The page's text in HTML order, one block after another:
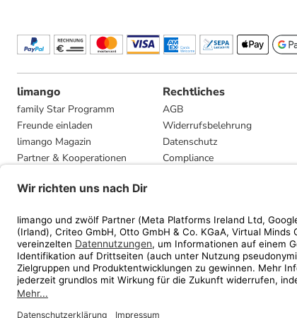
limango
family Star Programm
Freunde einladen
limango Magazin
Partner & Kooperationen
Presse
Rechtliches
AGB
Widerrufsbelehrung
Datenschutz
Compliance
* Streichpreise